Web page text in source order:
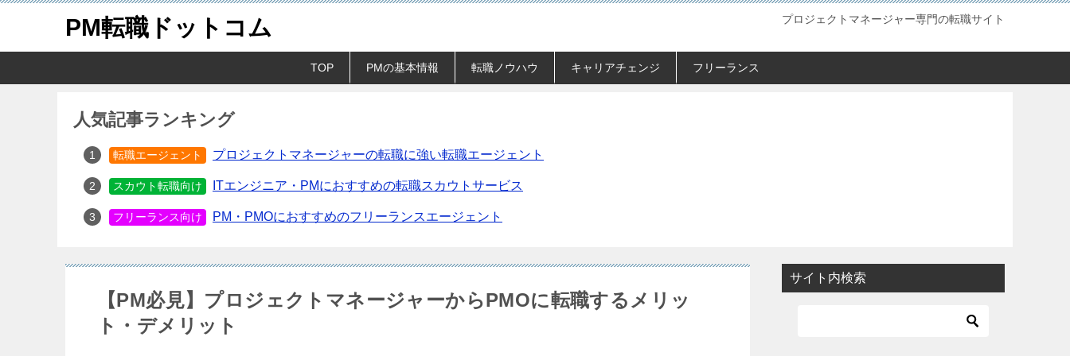
PM転職ドットコム プロジェクトマネージャー専門の転職サイト
TOP PMの基本情報 転職ノウハウ キャリアチェンジ フリーランス
人気記事ランキング
転職エージェント プロジェクトマネージャーの転職に強い転職エージェント
スカウト転職向け ITエンジニア・PMにおすすめの転職スカウトサービス
フリーランス向け PM・PMOにおすすめのフリーランスエージェント
【PM必見】プロジェクトマネージャーからPMOに転職するメリッ
ト・デメリット
サイト内検索